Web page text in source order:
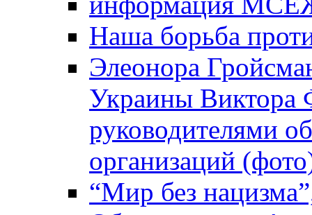
Наша борьба
Элеонора
Украины Виктора
руководителями
организаций
“Мир без